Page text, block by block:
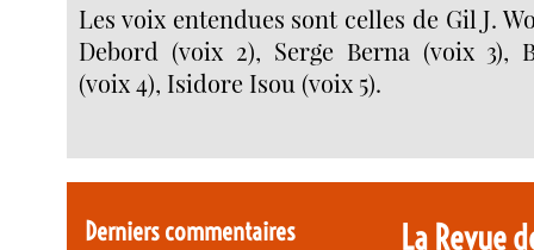
Les voix entendues sont celles de Gil J.
Debord (voix 2), Serge Berna (voix 3),
(voix 4), Isidore Isou (voix 5).
Derniers commentaires
La Revue